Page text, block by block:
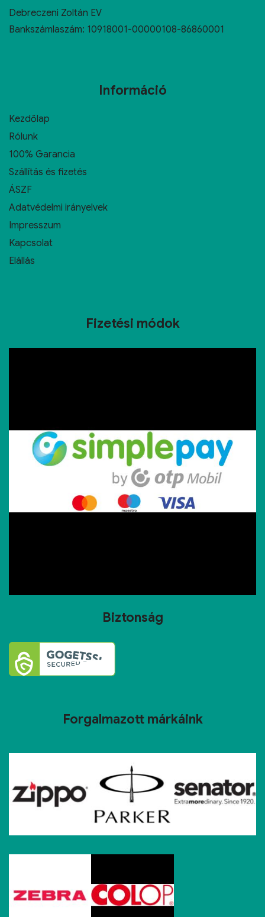
Debreczeni Zoltán EV
Bankszámlaszám: 10918001-00000108-86860001
Információ
Kezdőlap
Rólunk
100% Garancia
Szállítás és fizetés
ÁSZF
Adatvédelmi irányelvek
Impresszum
Kapcsolat
Elállás
Fizetési módok
Biztonság
Forgalmazott márkáink